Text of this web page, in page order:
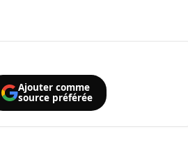
Ajouter comme
source préférée